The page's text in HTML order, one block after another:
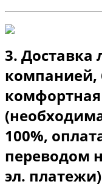
3. Доставка
компанией,
комфортная
100%,
переводом
эл. платежи)